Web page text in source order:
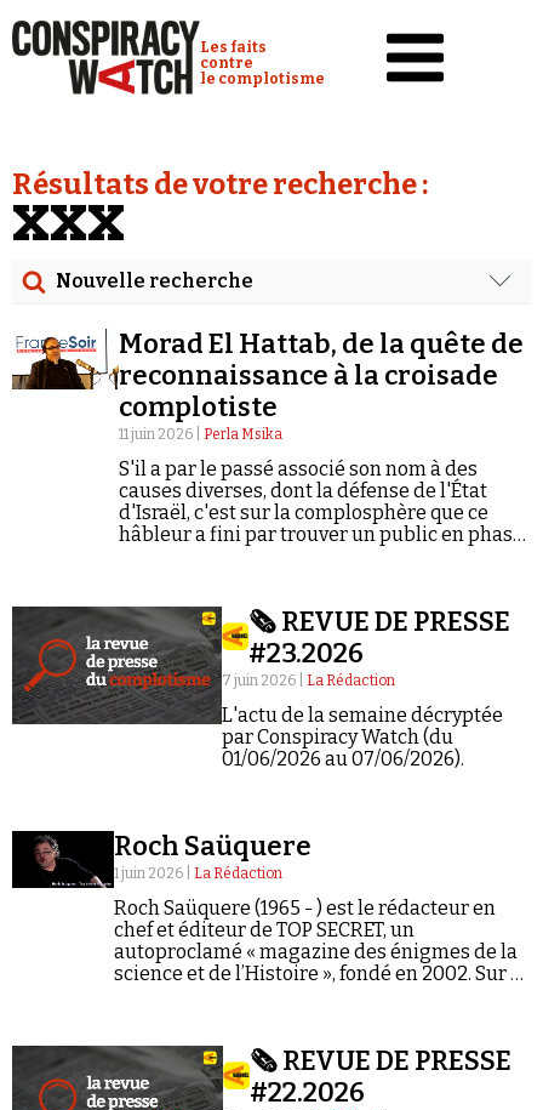
Conspiracy Watch :
Les faits
contre
le complotisme
Analyses
Vidéos
Émissions
Revues de presse
Newsletter
Faire un don
Demander à Vera
Résultats de votre recherche :
XXX
Nouvelle recherche
Date
Rechercher dans tous les contenus
Cibler votre recherche
Rechercher
Morad El Hattab, de la quête de
reconnaissance à la croisade
complotiste
11 juin 2026 | Perla Msika
S'il a par le passé associé son nom à des
causes diverses, dont la défense de l'État
d'Israël, c'est sur la complosphère que ce
hâbleur a fini par trouver un public en phase
🗞️ REVUE DE PRESSE
#23.2026
7 juin 2026 | La Rédaction
L'actu de la semaine décryptée
par Conspiracy Watch (du
01/06/2026 au 07/06/2026).
Roch Saüquere
1 juin 2026 | La Rédaction
Roch Saüquere (1965 - ) est le rédacteur en
chef et éditeur de TOP SECRET, un
autoproclamé « magazine des énigmes de la
science et de l’Histoire », fondé en 2002. Sur sa
🗞️ REVUE DE PRESSE
#22.2026